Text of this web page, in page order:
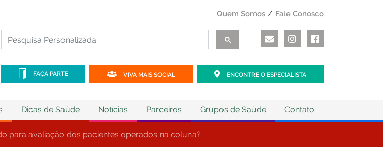
Quem Somos Fale Conosco
FAÇA PARTE VIVA MAIS SOCIAL ENCONTRE O ESPECIALISTA
Dicas de Saúde Notícias Parceiros Grupos de Saúde Contato
para avaliação dos pacientes operados na coluna?